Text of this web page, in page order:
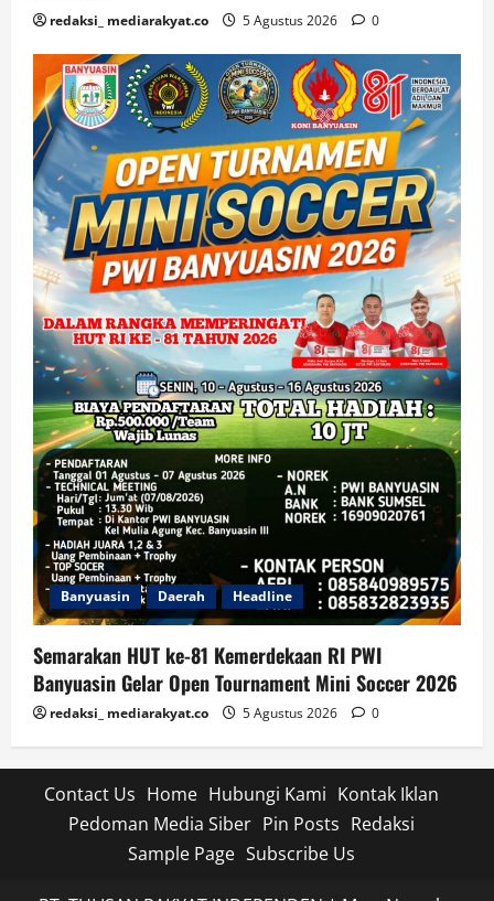
redaksi_ mediarakyat.co 5 Agustus 2026 0
Banyuasin Daerah Headline
Semarakan HUT ke-81 Kemerdekaan RI PWI
Banyuasin Gelar Open Tournament Mini Soccer 2026
redaksi_ mediarakyat.co 5 Agustus 2026 0
Contact Us Home Hubungi Kami Kontak Iklan
Pedoman Media Siber Pin Posts Redaksi
Sample Page Subscribe Us